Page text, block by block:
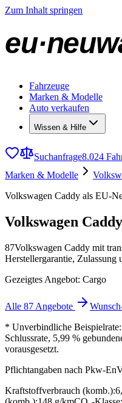
Zum Inhalt springen
Fahrzeuge
Marken & Modelle
Auto verkaufen
Wissen & Hilfe
Suchanfrage8.024
Marken & Modelle
Volkswagen Caddy als EU-
Volkswagen Caddy
87Volkswagen Caddy mit
Herstellergarantie, Zulassung
Gezeigtes Angebot: Cargo
Alle 87 Angebote
* Unverbindliche
Schlussrate, 5,99 %
vorausgesetzt.
Pflichtangaben nach Pkw-
Kraftstoffverbrauch (komb.):